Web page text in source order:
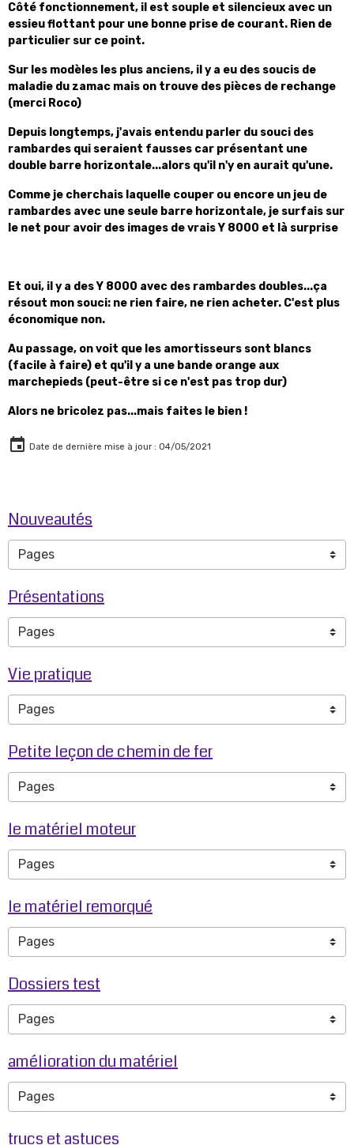
Côté fonctionnement, il est souple et silencieux avec un
essieu flottant pour une bonne prise de courant. Rien de
particulier sur ce point.
Sur les modèles les plus anciens, il y a eu des soucis de
maladie du zamac mais on trouve des pièces de rechange
(merci Roco)
Depuis longtemps, j'avais entendu parler du souci des
rambardes qui seraient fausses car présentant une
double barre horizontale...alors qu'il n'y en aurait qu'une.
Comme je cherchais laquelle couper ou encore un jeu de
rambardes avec une seule barre horizontale, je surfais sur
le net pour avoir des images de vrais Y 8000 et là surprise
Et oui, il y a des Y 8000 avec des rambardes doubles...ça
résout mon souci: ne rien faire, ne rien acheter. C'est plus
économique non.
Au passage, on voit que les amortisseurs sont blancs
(facile à faire) et qu'il y a une bande orange aux
marchepieds (peut-être si ce n'est pas trop dur)
Alors ne bricolez pas...mais faites le bien !
Date de dernière mise à jour : 04/05/2021
Nouveautés
Présentations
Vie pratique
Petite leçon de chemin de fer
le matériel moteur
le matériel remorqué
Dossiers test
amélioration du matériel
trucs et astuces